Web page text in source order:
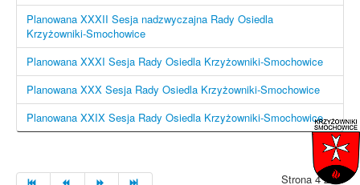
Planowana XXXII Sesja nadzwyczajna Rady Osiedla
Krzyżowniki-Smochowice
Planowana XXXI Sesja Rady Osiedla Krzyżowniki-Smochowice
Planowana XXX Sesja Rady Osiedla Krzyżowniki-Smochowice
Planowana XXIX Sesja Rady Osiedla Krzyżowniki-Smochowice
Strona 4 z 10